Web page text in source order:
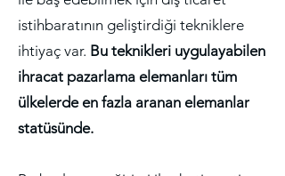
istihbaratının geliştirdiği tekniklere
ihtiyaç var. Bu teknikleri uygulayabilen
ihracat pazarlama elemanları tüm
ülkelerde en fazla aranan elemanlar
statüsünde.